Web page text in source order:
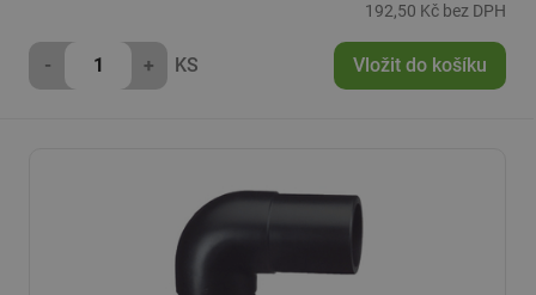
192,50 Kč bez DPH
- + KS Vložit do košíku